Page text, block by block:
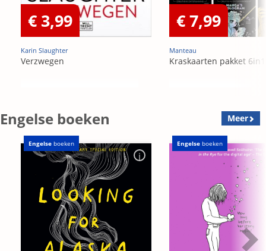
€ 3,99
Karin Slaughter
Verzwegen
€ 7,99
Manteau
Kraskaarten pakket 6in1
Engelse boeken Meer
Engelse boeken Engelse boeken